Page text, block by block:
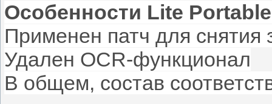
Особенности Lite
Применен патч для
Удален OCR-функционал
В общем, состав